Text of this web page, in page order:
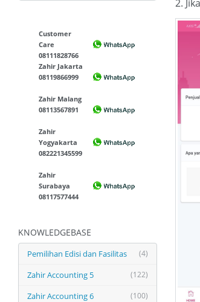
Customer
Care
08111828766
Zahir Jakarta
08119866999
Zahir Malang
08113567891
Zahir
Yogyakarta
082221345599
Zahir
Surabaya
08117577444
KNOWLEDGEBASE
(4)
Pemilihan Edisi dan Fasilitas
(122)
Zahir Accounting 5
(100)
Zahir Accounting 6
2.